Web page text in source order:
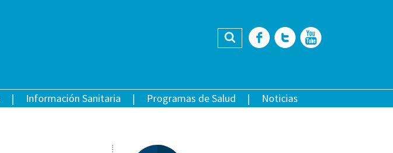
Buscar Facebook
Twitter
Información Sanitaria Programas de Salud Noticias